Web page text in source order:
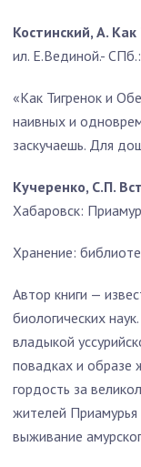
Костинский, А.
ил. Е.Вединой.-
«Как Тигренок и
наивных и
заскучаешь. Для
Кучеренко, С.П.
Хабаровск:
Хранение:
Автор книги —
биологических
владыкой
повадках и образе
гордость за
жителей Приамурья
выживание